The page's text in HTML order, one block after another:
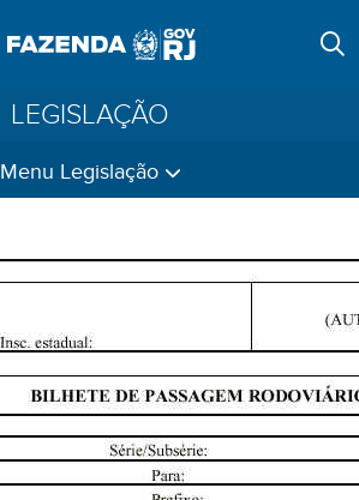
LEGISLAÇÃO
Menu Legislação